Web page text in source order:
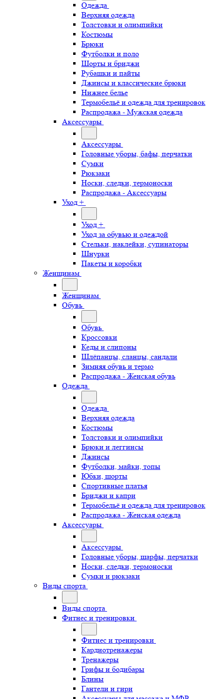
Одежда
Верхняя одежда
Толстовки и олимпийки
Костюмы
Брюки
Футболки и поло
Шорты и бриджи
Рубашки и пайты
Джинсы и классические брюки
Нижнее белье
Термобельё и одежда для тренировок
Распродажа - Мужская одежда
Аксессуары
Аксессуары
Головные уборы, бафы, перчатки
Сумки
Рюкзаки
Носки, следки, термоноски
Распродажа - Аксессуары
Уход +
Уход +
Уход за обувью и одеждой
Стельки, наклейки, супинаторы
Шнурки
Пакеты и коробки
Женщинам
Женщинам
Обувь
Обувь
Кроссовки
Кеды и слипоны
Шлёпанцы, сланцы, сандали
Зимняя обувь и термо
Распродажа - Женская обувь
Одежда
Одежда
Верхняя одежда
Костюмы
Толстовки и олимпийки
Брюки и леггинсы
Джинсы
Футболки, майки, топы
Юбки, шорты
Спортивные платья
Бриджи и капри
Термобельё и одежда для тренировок
Распродажа - Женская одежда
Аксессуары
Аксессуары
Головные уборы, шарфы, перчатки
Носки, следки, термоноски
Сумки и рюкзаки
Виды спорта
Виды спорта
Фитнес и тренировки
Фитнес и тренировки
Кардиотренажеры
Тренажеры
Грифы и бодибары
Блины
Гантели и гири